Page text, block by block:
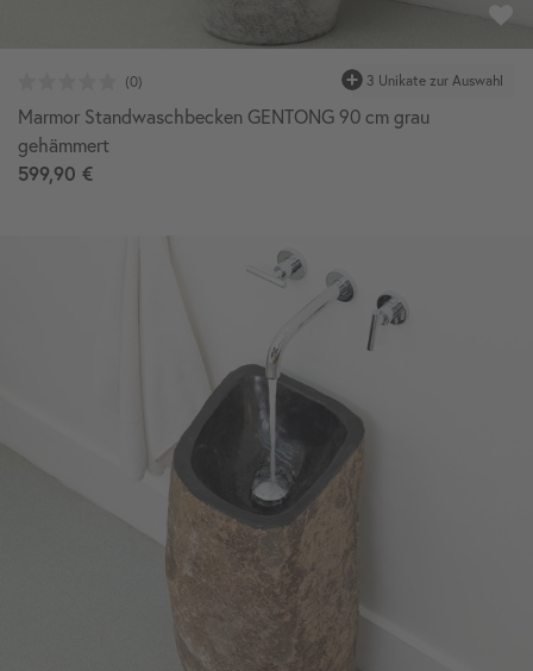
Marmor Standwaschbecken GENTONG 90 cm grau
gehämmert
599,90 €